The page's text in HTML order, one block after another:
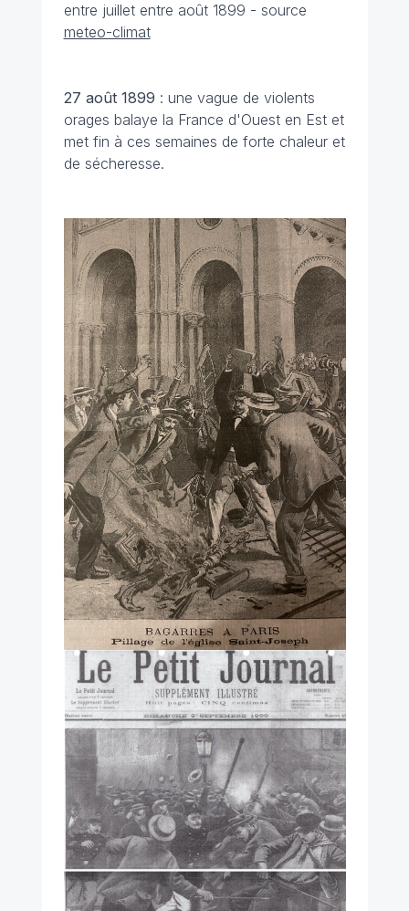
entre juillet entre août 1899 - source
meteo-climat
27 août 1899 : une vague de violents
orages balaye la France d'Ouest en Est et
met fin à ces semaines de forte chaleur et
de sécheresse.